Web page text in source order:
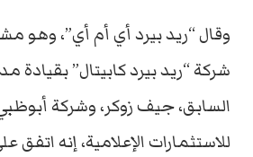
وقال “ريد بيرد أي أم أي”، وهو
شركة “ريد بيرد كابيتال” بقيادة
السابق، جيف زوكر، وشركة
للاستثمارات الإعلامية، إنه